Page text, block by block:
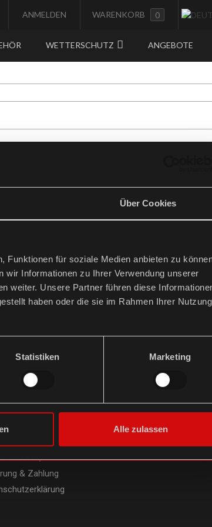
Über Cookies
Funktionen für soziale Medien anbieten zu
wir Informationen zu Ihrer Verwendung unserer
weiter. Unsere Partner führen diese
haben oder die sie im Rahmen Ihrer Nutzung
Statistiken Marketing
Alle zulassen
ANMELDEN WARENKORB 0
WETTERSCHUTZ ANGEBOTE
einverstanden.
& Zahlung